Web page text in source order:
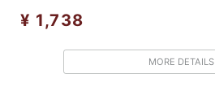
¥ 1,738
MORE DETAILS